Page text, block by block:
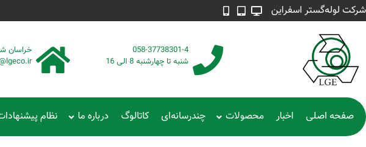
شرکت لوله‌گستر اسفراین
058-37738301-4
شنبه تا چهارشنبه 8 الی 16
خراسان شمالی،
صفحه اصلی اخبار محصولات چندرسانه‌ای کاتالوگ درباره ما نظام